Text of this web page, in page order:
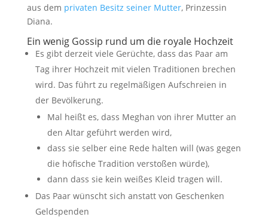
aus dem privaten Besitz seiner Mutter, Prinzessin
Diana.
Ein wenig Gossip rund um die royale Hochzeit
Es gibt derzeit viele Gerüchte, dass das Paar am
Tag ihrer Hochzeit mit vielen Traditionen brechen
wird. Das führt zu regelmäßigen Aufschreien in
der Bevölkerung.
Mal heißt es, dass Meghan von ihrer Mutter an
den Altar geführt werden wird,
dass sie selber eine Rede halten will (was gegen
die höfische Tradition verstoßen würde),
dann dass sie kein weißes Kleid tragen will.
Das Paar wünscht sich anstatt von Geschenken
Geldspenden